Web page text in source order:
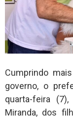
Cumprindo
governo, o
quarta-feira
Miranda, dos